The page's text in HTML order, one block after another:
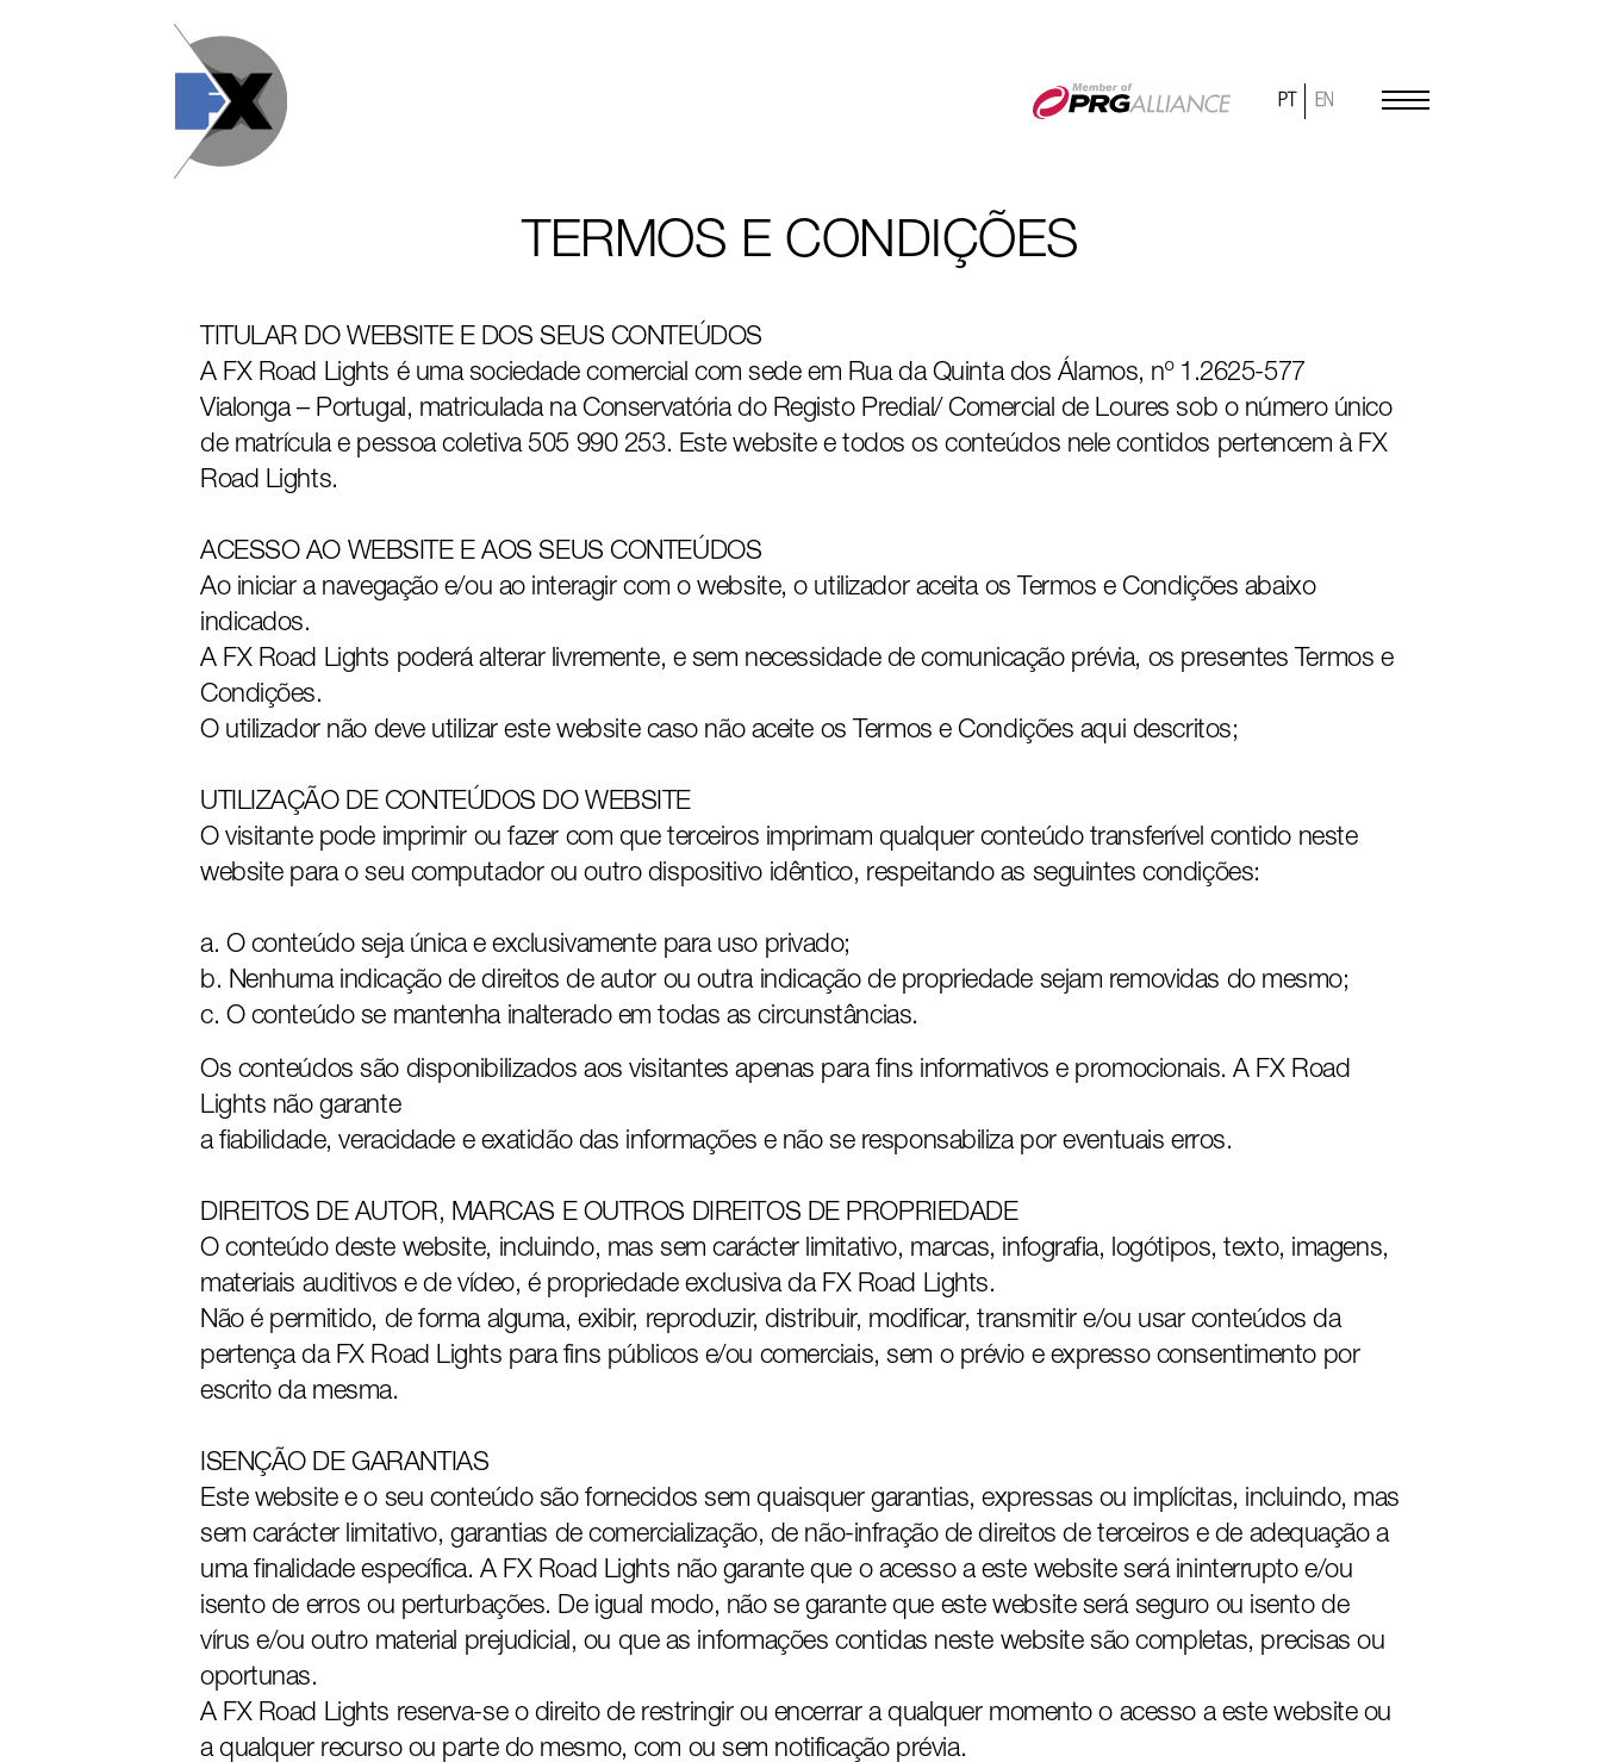
TERMOS E CONDIÇÕES
TITULAR DO WEBSITE E DOS SEUS CONTEÚDOS
A FX Road Lights é uma sociedade comercial com sede em Rua da Quinta dos Álamos, nº 1.2625-577
Vialonga – Portugal, matriculada na Conservatória do Registo Predial/ Comercial de Loures sob o número único
de matrícula e pessoa coletiva 505 990 253. Este website e todos os conteúdos nele contidos pertencem à FX
Road Lights.
ACESSO AO WEBSITE E AOS SEUS CONTEÚDOS
Ao iniciar a navegação e/ou ao interagir com o website, o utilizador aceita os Termos e Condições abaixo
indicados.
A FX Road Lights poderá alterar livremente, e sem necessidade de comunicação prévia, os presentes Termos e
Condições.
O utilizador não deve utilizar este website caso não aceite os Termos e Condições aqui descritos;
UTILIZAÇÃO DE CONTEÚDOS DO WEBSITE
O visitante pode imprimir ou fazer com que terceiros imprimam qualquer conteúdo transferível contido neste
website para o seu computador ou outro dispositivo idêntico, respeitando as seguintes condições:
O conteúdo seja única e exclusivamente para uso privado;
Nenhuma indicação de direitos de autor ou outra indicação de propriedade sejam removidas do mesmo;
O conteúdo se mantenha inalterado em todas as circunstâncias.
Os conteúdos são disponibilizados aos visitantes apenas para fins informativos e promocionais. A FX Road
Lights não garante
a fiabilidade, veracidade e exatidão das informações e não se responsabiliza por eventuais erros.
DIREITOS DE AUTOR, MARCAS E OUTROS DIREITOS DE PROPRIEDADE
O conteúdo deste website, incluindo, mas sem carácter limitativo, marcas, infografia, logótipos, texto, imagens,
materiais auditivos e de vídeo, é propriedade exclusiva da FX Road Lights.
Não é permitido, de forma alguma, exibir, reproduzir, distribuir, modificar, transmitir e/ou usar conteúdos da
pertença da FX Road Lights para fins públicos e/ou comerciais, sem o prévio e expresso consentimento por
escrito da mesma.
ISENÇÃO DE GARANTIAS
Este website e o seu conteúdo são fornecidos sem quaisquer garantias, expressas ou implícitas, incluindo, mas
sem carácter limitativo, garantias de comercialização, de não-infração de direitos de terceiros e de adequação a
uma finalidade específica. A FX Road Lights não garante que o acesso a este website será ininterrupto e/ou
isento de erros ou perturbações. De igual modo, não se garante que este website será seguro ou isento de
vírus e/ou outro material prejudicial, ou que as informações contidas neste website são completas, precisas ou
oportunas.
A FX Road Lights reserva-se o direito de restringir ou encerrar a qualquer momento o acesso a este website ou
a qualquer recurso ou parte do mesmo, com ou sem notificação prévia.